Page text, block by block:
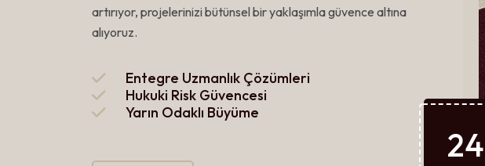
artırıyor, projelerinizi bütünsel bir yaklaşımla güvence altına
alıyoruz.
Entegre Uzmanlık Çözümleri
Hukuki Risk Güvencesi
Yarın Odaklı Büyüme
24